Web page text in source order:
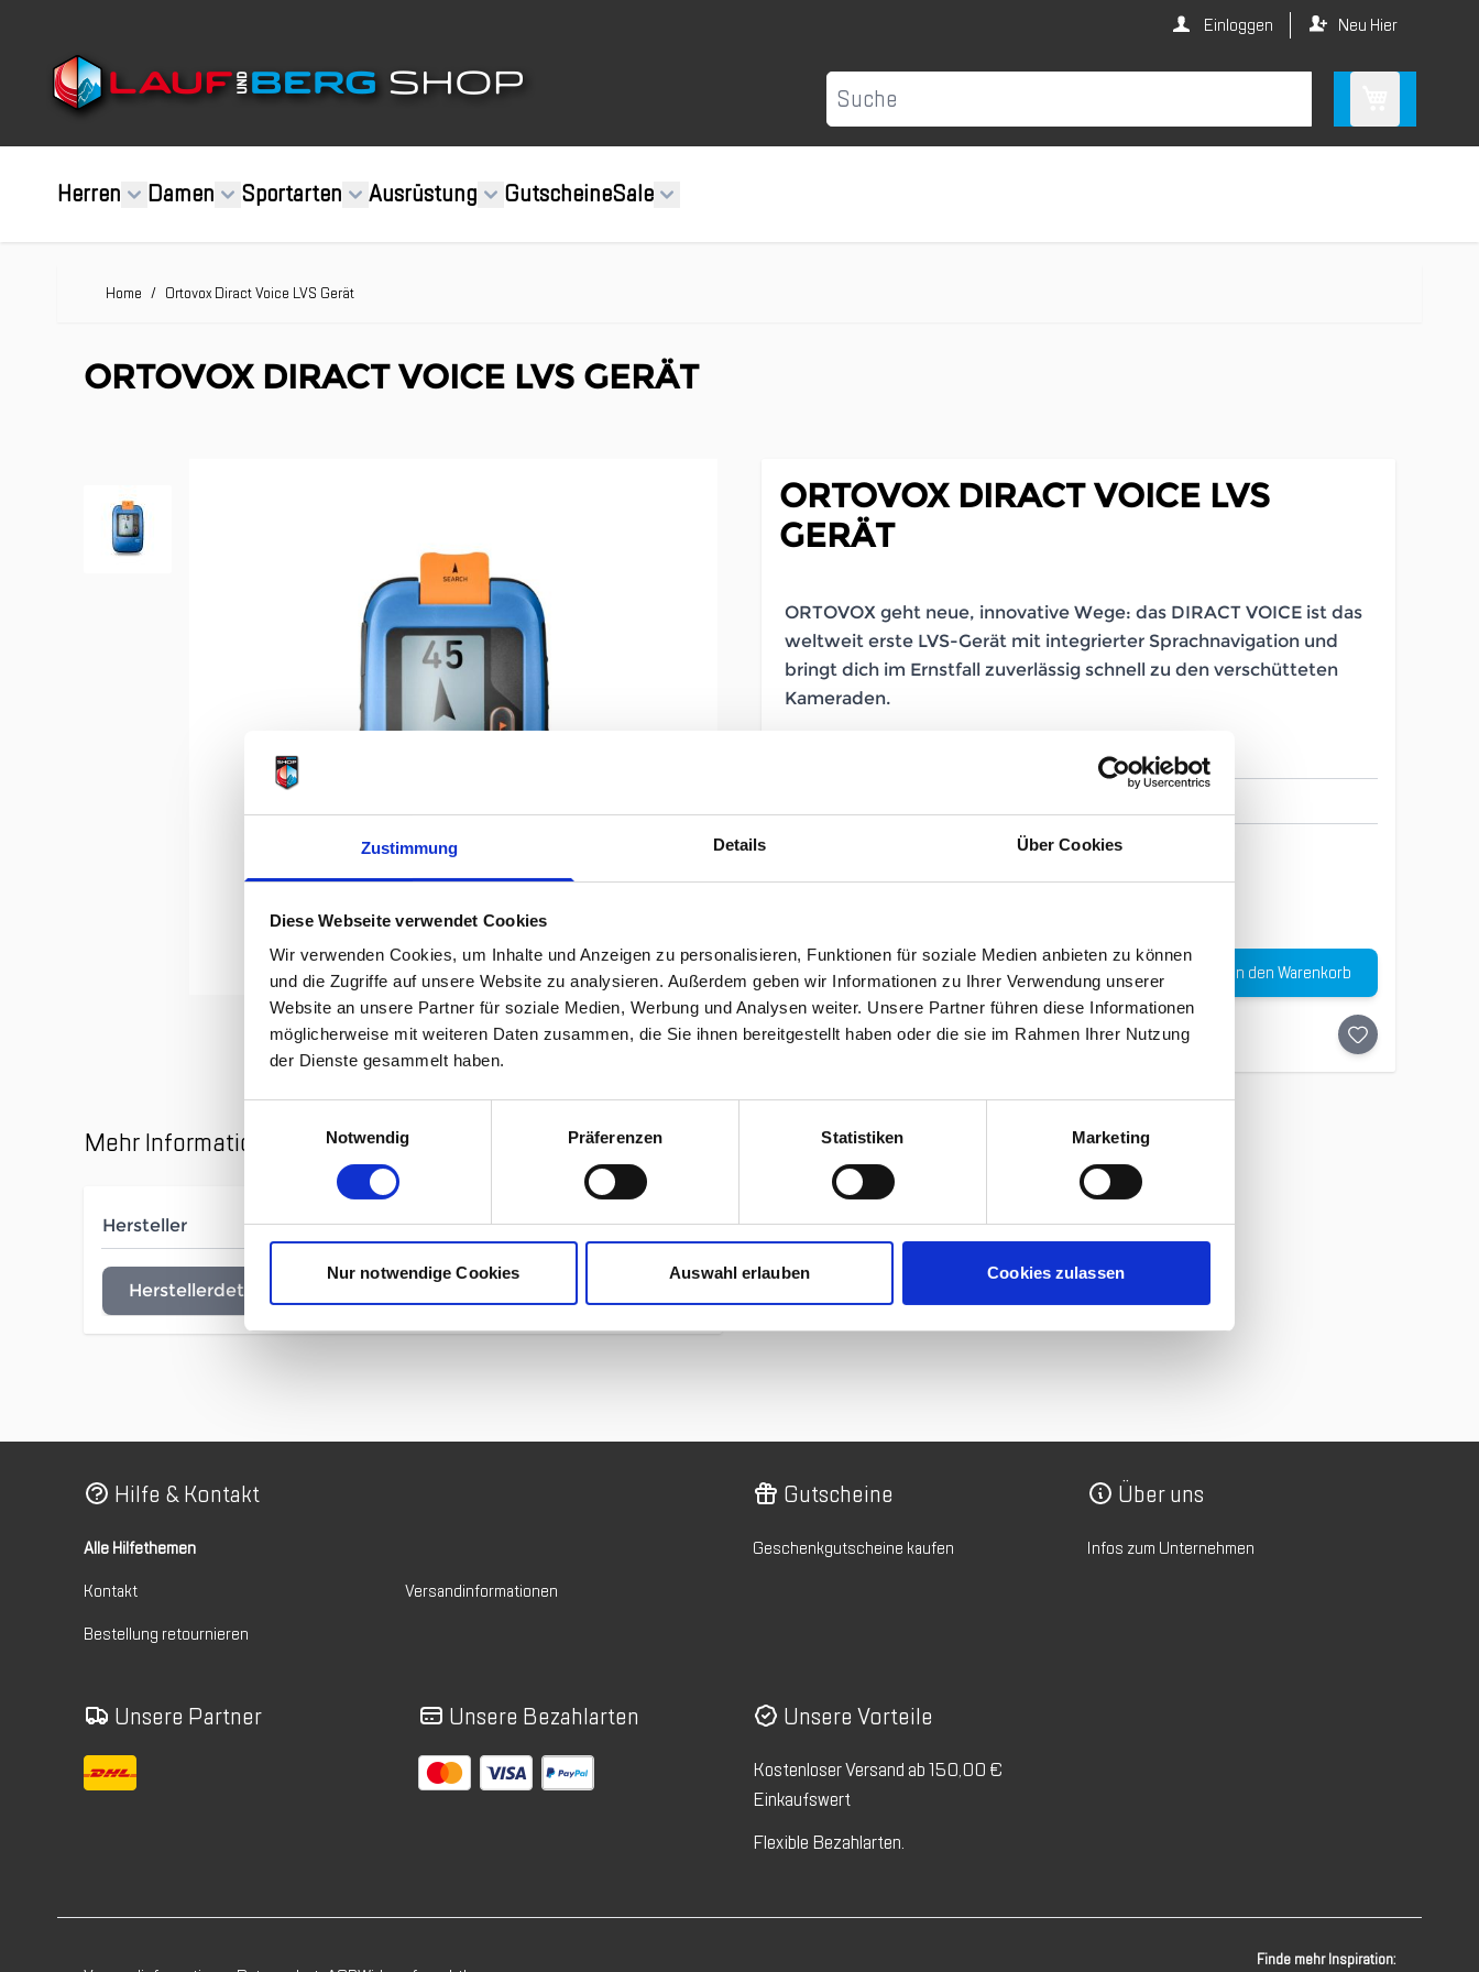
Zustimmung Details Über Cookies
Diese Webseite verwendet Cookies
Wir verwenden Cookies, um Inhalte und Anzeigen zu personalisieren, Funktionen für soziale Medien anbieten zu können
und die Zugriffe auf unsere Website zu analysieren. Außerdem geben wir Informationen zu Ihrer Verwendung unserer
Website an unsere Partner für soziale Medien, Werbung und Analysen weiter. Unsere Partner führen diese Informationen
möglicherweise mit weiteren Daten zusammen, die Sie ihnen bereitgestellt haben oder die sie im Rahmen Ihrer Nutzung
der Dienste gesammelt haben.
Notwendig
Präferenzen Statistiken Marketing
Nur notwendige Cookies Auswahl erlauben Cookies zulassen
Einloggen Neu Hier
Suche
Herren Damen Sportarten Ausrüstung GutscheineSale
Home / Ortovox Diract Voice LVS Gerät
ORTOVOX DIRACT VOICE LVS GERÄT
ORTOVOX DIRACT VOICE LVS
GERÄT
ORTOVOX geht neue, innovative Wege: das DIRACT VOICE ist das
weltweit erste LVS-Gerät mit integrierter Sprachnavigation und
bringt dich im Ernstfall zuverlässig schnell zu den verschütteten
Kameraden.
UVP359,95 €
unser Preis ab:279,00 € -22%
Menge In den Warenkorb
Mehr Informationen
Hersteller Ortovox
Herstellerdetails
Hilfe & Kontakt
Alle Hilfethemen
Kontakt
Versandinformationen
Bestellung retournieren
Gutscheine
Geschenkgutscheine kaufen
Über uns
Infos zum Unternehmen
Unsere Partner Unsere Bezahlarten Unsere Vorteile
Kostenloser Versand ab 150,00 €
Einkaufswert
Flexible Bezahlarten.
Finde mehr Inspiration: